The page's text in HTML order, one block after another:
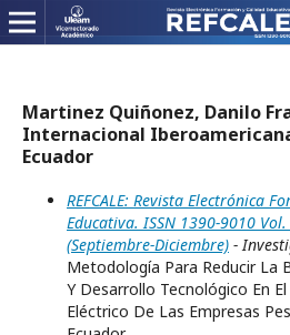
Martinez Quiñonez, Danilo
Internacional
Ecuador
REFCALE: Revista Electrónica
Educativa. ISSN 1390-9010
(Septiembre-Diciembre) -
Metodología Para Reducir La
Y Desarrollo Tecnológico En
Eléctrico De Las Empresas